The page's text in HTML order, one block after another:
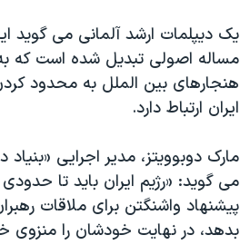
یک دیپلمات ارشد آلمانی می گوید
مساله اصولی تبدیل شده است که
هنجارهای بین الملل به محدود
ایران ارتباط دارد.
مارک دوبوویتز، مدیر اجرایی «بنیاد
می گوید: «رژیم ایران باید تا
پیشنهاد واشنگتن برای ملاقات
بدهد، در نهایت خودشان را منزوی